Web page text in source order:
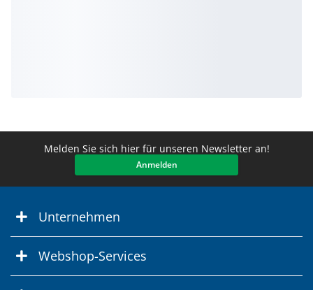
Melden Sie sich hier für unseren Newsletter an!
Anmelden
Unternehmen
Webshop-Services